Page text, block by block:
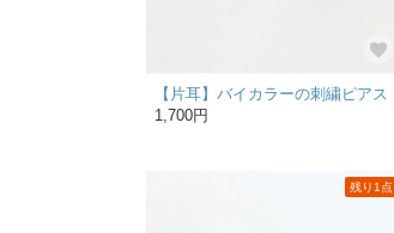
【片耳】バイカラーの刺繍ピアス
1,700円
残り1点